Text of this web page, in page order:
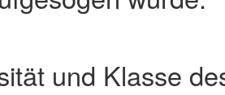
und Klasse